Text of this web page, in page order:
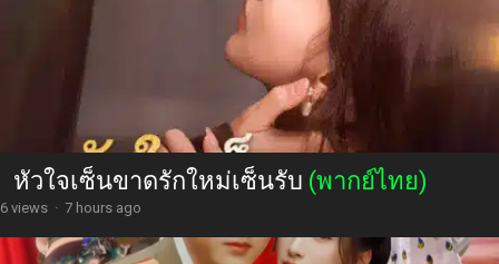
หัวใจเซ็นขาดรักใหม่เซ็นรับ (พากย์ไทย)
6 views · 7 hours ago